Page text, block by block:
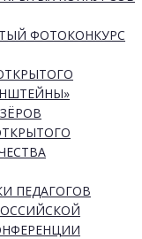
ФОТОКОНКУРС
ПЕДАГОГОВ